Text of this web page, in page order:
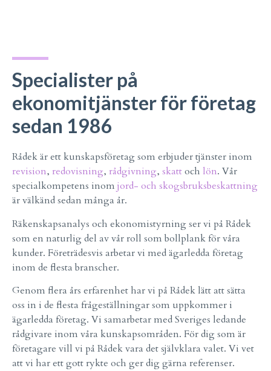
Specialister på
ekonomitjänster för företag
sedan 1986
Rådek är ett kunskapsföretag som erbjuder tjänster inom
revision, redovisning, rådgivning, skattoch lön. Vår
specialkompetens inom jord- och skogsbruksbeskattning
är välkänd sedan många år.
Räkenskapsanalys och ekonomistyrning ser vi på Rådek
som en naturlig del av vår roll som bollplank för våra
kunder. Företrädesvis arbetar vi med ägarledda företag
inom de flesta branscher.
Genom flera års erfarenhet har vi på Rådek lätt att sätta
oss in i de flesta frågeställningar som uppkommer i
ägarledda företag. Vi samarbetar med Sveriges ledande
rådgivare inom våra kunskapsområden. För dig som är
företagare vill vi på Rådek vara det självklara valet. Vi vet
att vi har ett gott rykte och ger dig gärna referenser.